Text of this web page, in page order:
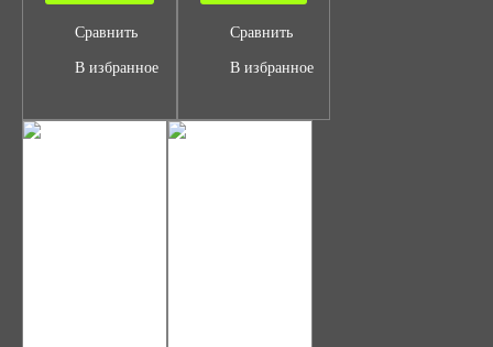
Сравнить
В избранное
Сравнить
В избранное